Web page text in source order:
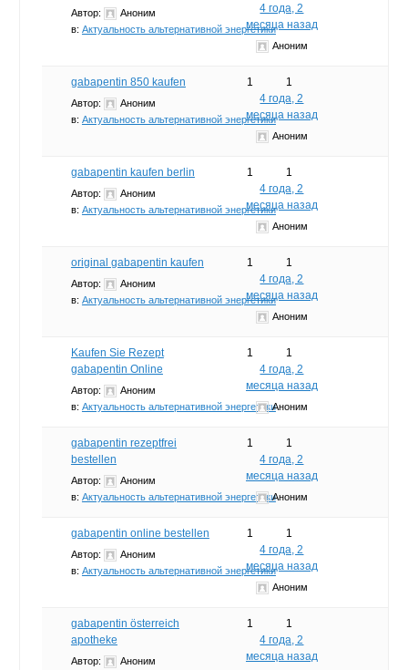
Автор:
Аноним
в: Актуальность альтернативной энергетики
4 года, 2
месяца назад
Аноним
gabapentin 850 kaufen
Автор:
Аноним
в: Актуальность альтернативной энергетики
1
1
4 года, 2
месяца назад
Аноним
gabapentin kaufen berlin
Автор:
Аноним
в: Актуальность альтернативной энергетики
1
1
4 года, 2
месяца назад
Аноним
original gabapentin kaufen
Автор:
Аноним
в: Актуальность альтернативной энергетики
1
1
4 года, 2
месяца назад
Аноним
Kaufen Sie Rezept
gabapentin Online
Автор:
Аноним
в: Актуальность альтернативной энергетики
1
1
4 года, 2
месяца назад
Аноним
gabapentin rezeptfrei
bestellen
Автор:
Аноним
в: Актуальность альтернативной энергетики
1
1
4 года, 2
месяца назад
Аноним
gabapentin online bestellen
Автор:
Аноним
в: Актуальность альтернативной энергетики
1
1
4 года, 2
месяца назад
Аноним
gabapentin österreich
apotheke
Автор:
Аноним
1
1
4 года, 2
месяца назад